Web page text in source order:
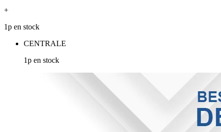
+
1p en stock
CENTRALE
1p en stock